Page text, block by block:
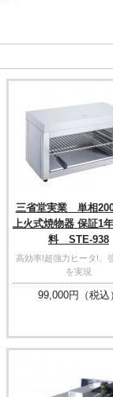
三省堂実業 単相
上火式焼物器 保証1
料 STE-938
高効率!超強力ヒータ!、
を実現
99,000円（税込）